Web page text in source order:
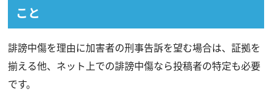
こと
誹謗中傷を理由に加害者の刑事告訴を望む場合は、証拠を
揃える他、ネット上での誹謗中傷なら投稿者の特定も必要
です。